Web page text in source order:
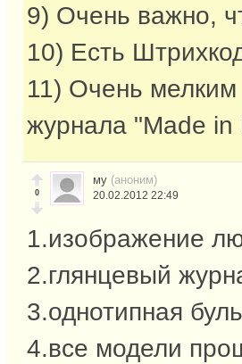
9) Очень важно,
10) Есть
11) Очень
журнала "Made in
0
му (аноним)
20.02.2012 22:49
1.изображение
2.глянцевый
3.однотипная
4.все модели